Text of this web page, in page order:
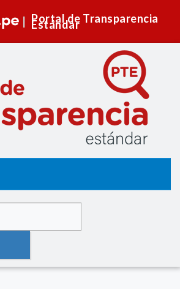
Portal de Transparencia
Estándar